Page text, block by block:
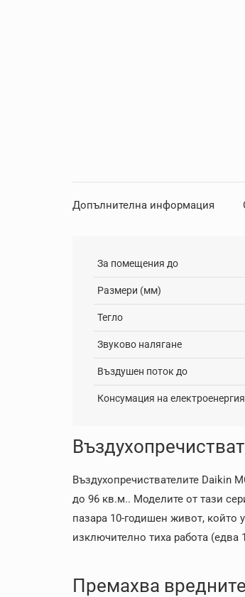
Допълнителна информация
За помещения до
Размери (мм)
Тегло
Звуково налягане
Въздушен поток до
Консумация на електроенергия
Въздухопречиствателите Daikin
до 96 кв.м.. Моделите от тази
пазара 10-годишен живот, който
изключително тиха работа
Премахва